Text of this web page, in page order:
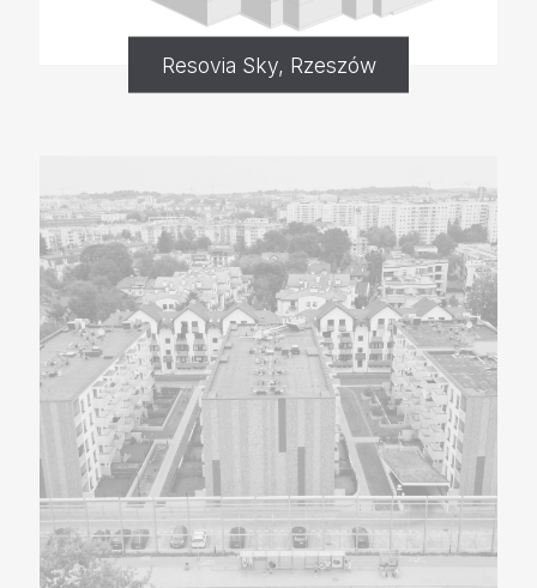
Resovia Sky, Rzeszów